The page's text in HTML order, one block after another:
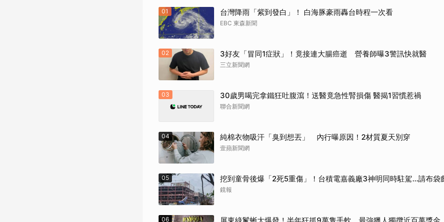
01 台灣降雨「紫到發白」！ 白海豚豪雨轟台時程一次看
EBC 東森新聞
02 3好友「冒同1症狀」！竟接連大腸癌逝 營養師曝3警訊快就醫
三立新聞網
03 30歲男喝完拿鐵狂吐腹瀉！送醫竟急性腎損傷 醫揭1習慣惹禍
聯合新聞網
04 純棉衣物吸汗「臭到想丟」 內行曝原因！2材質夏天別穿
壹蘋新聞網
05 挖到童骨後爆「2死5重傷」！台積電嘉義廠3神明同時駐駕...請布袋
鏡報
06